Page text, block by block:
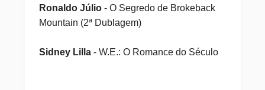
Ronaldo Júlio- O Segredo de Brokeback
Mountain (2ª Dublagem)
Sidney Lilla- W.E.: O Romance do Século